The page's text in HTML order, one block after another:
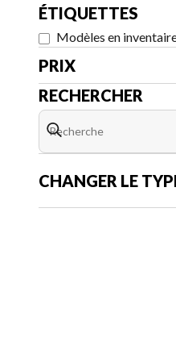
ÉTIQUETTES
Modèles en
PRIX
RECHERCHER
CHANGER LE